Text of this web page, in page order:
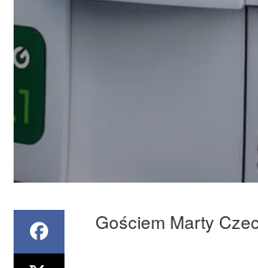
Gościem Marty